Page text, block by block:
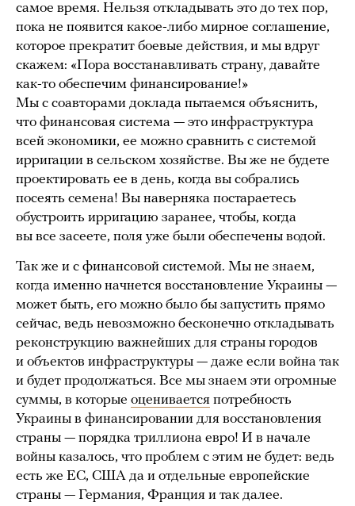
самое время. Нельзя откладывать это до тех пор,
пока не появится какое-либо мирное соглашение,
которое прекратит боевые действия, и мы вдруг
скажем: «Пора восстанавливать страну, давайте
как-то обеспечим финансирование!»
Мы с соавторами доклада пытаемся объяснить,
что финансовая система — это инфраструктура
всей экономики, ее можно сравнить с системой
ирригации в сельском хозяйстве. Вы же не будете
проектировать ее в день, когда вы собрались
посеять семена! Вы наверняка постараетесь
обустроить ирригацию заранее, чтобы, когда
вы все засеете, поля уже были обеспечены водой.
Так же и с финансовой системой. Мы не знаем,
когда именно начнется восстановление Украины —
может быть, его можно было бы запустить прямо
сейчас, ведь невозможно бесконечно откладывать
реконструкцию важнейших для страны городов
и объектов инфраструктуры — даже если война так
и будет продолжаться. Все мы знаем эти огромные
суммы, в которые оценивается потребность
Украины в финансировании для восстановления
страны — порядка триллиона евро! И в начале
войны казалось, что проблем с этим не будет: ведь
есть же ЕС, США да и отдельные европейские
страны — Германия, Франция и так далее.